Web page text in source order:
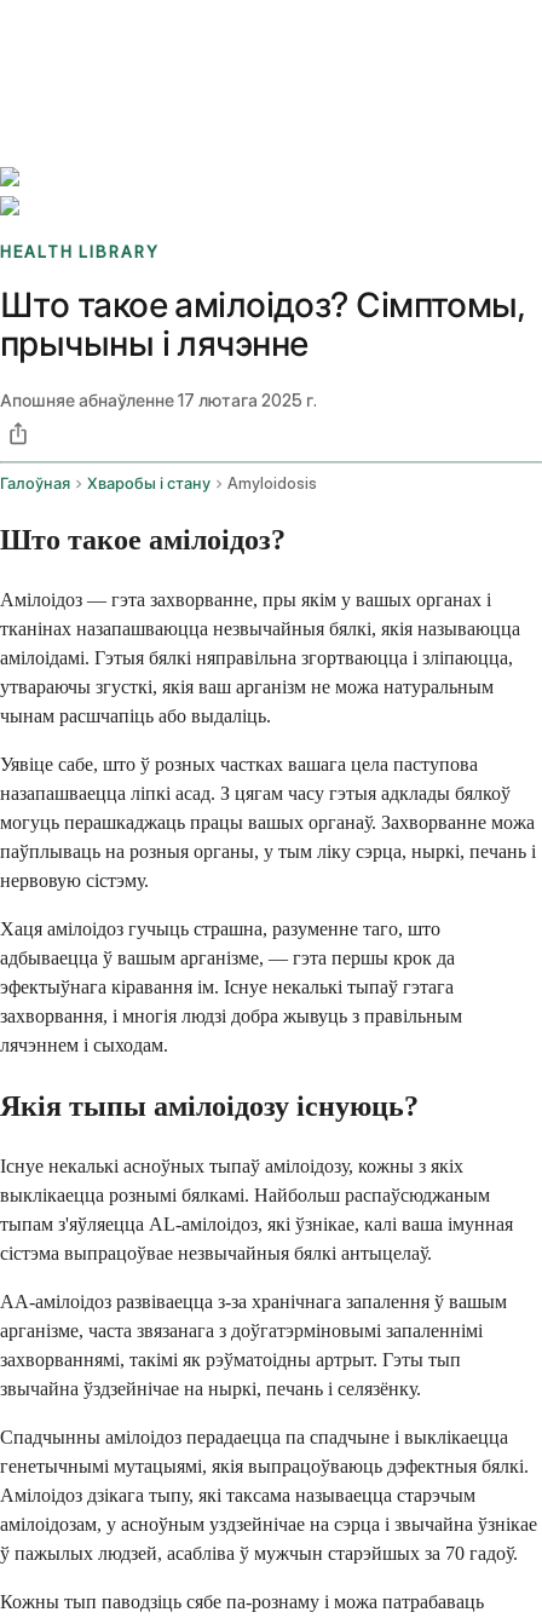
HEALTH LIBRARY
Што такое амілоідоз? Сімптомы,
прычыны і лячэнне
Апошняе абнаўленне17 лютага 2025 г.
Галоўная Хваробы і стану Amyloidosis
Што такое амілоідоз?
Амілоідоз — гэта захворванне, пры якім у вашых органах і
тканінах назапашваюцца незвычайныя бялкі, якія называюцца
амілоідамі. Гэтыя бялкі няправільна згортваюцца і зліпаюцца,
утвараючы згусткі, якія ваш арганізм не можа натуральным
чынам расшчапіць або выдаліць.
Уявіце сабе, што ў розных частках вашага цела паступова
назапашваецца ліпкі асад. З цягам часу гэтыя адклады бялкоў
могуць перашкаджаць працы вашых органаў. Захворванне можа
паўплываць на розныя органы, у тым ліку сэрца, ныркі, печань і
нервовую сістэму.
Хаця амілоідоз гучыць страшна, разуменне таго, што
адбываецца ў вашым арганізме, — гэта першы крок да
эфектыўнага кіравання ім. Існуе некалькі тыпаў гэтага
захворвання, і многія людзі добра жывуць з правільным
лячэннем і сыходам.
Якія тыпы амілоідозу існуюць?
Існуе некалькі асноўных тыпаў амілоідозу, кожны з якіх
выклікаецца рознымі бялкамі. Найбольш распаўсюджаным
тыпам з'яўляецца AL-амілоідоз, які ўзнікае, калі ваша імунная
сістэма выпрацоўвае незвычайныя бялкі антыцелаў.
AA-амілоідоз развіваецца з-за хранічнага запалення ў вашым
арганізме, часта звязанага з доўгатэрміновымі запаленнімі
захворваннямі, такімі як рэўматоідны артрыт. Гэты тып
звычайна ўздзейнічае на ныркі, печань і селязёнку.
Спадчынны амілоідоз перадаецца па спадчыне і выклікаецца
генетычнымі мутацыямі, якія выпрацоўваюць дэфектныя бялкі.
Амілоідоз дзікага тыпу, які таксама называецца старэчым
амілоідозам, у асноўным уздзейнічае на сэрца і звычайна ўзнікае
ў пажылых людзей, асабліва ў мужчын старэйшых за 70 гадоў.
Кожны тып паводзіць сябе па-рознаму і можа патрабаваць